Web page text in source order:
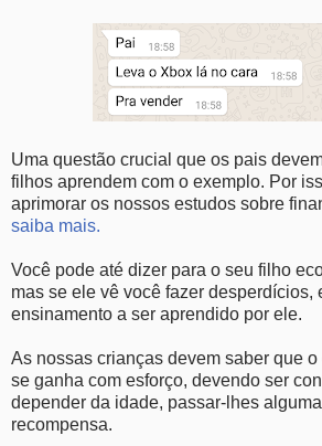
Uma questão crucial que os pais
filhos aprendem com o exemplo. Por
aprimorar os nossos estudos sobre
saiba mais.
Você pode até dizer para o seu filho
mas se ele vê você fazer desperdícios,
ensinamento a ser aprendido por ele.
As nossas crianças devem saber que
se ganha com esforço, devendo ser
depender da idade, passar-lhes
recompensa.